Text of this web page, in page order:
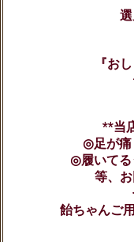
あな
『お
テー
**当
◎足が痛
◎履いてる
等、
飴ちゃんご